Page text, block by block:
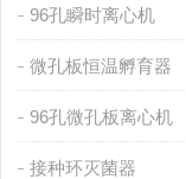
96孔瞬时离心机
微孔板恒温孵育器
96孔微孔板离心机
接种环灭菌器